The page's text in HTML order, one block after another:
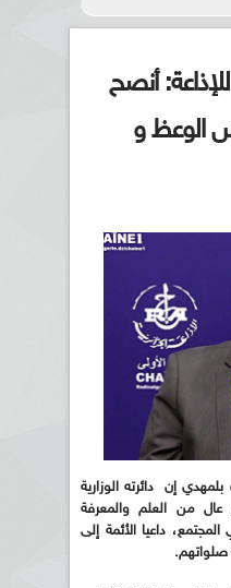
أنصح
الوعظ و
إن دائرته الوزارية
من العلم والمعرفة
داعيا الأئمة إلى
صلواتهم.